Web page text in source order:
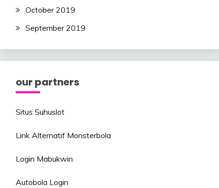
October 2019
September 2019
our partners
Situs Suhuslot
Link Alternatif Monsterbola
Login Mabukwin
Autobola Login